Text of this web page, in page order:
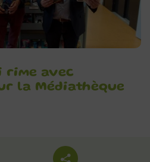
rime avec
la Médiathèque